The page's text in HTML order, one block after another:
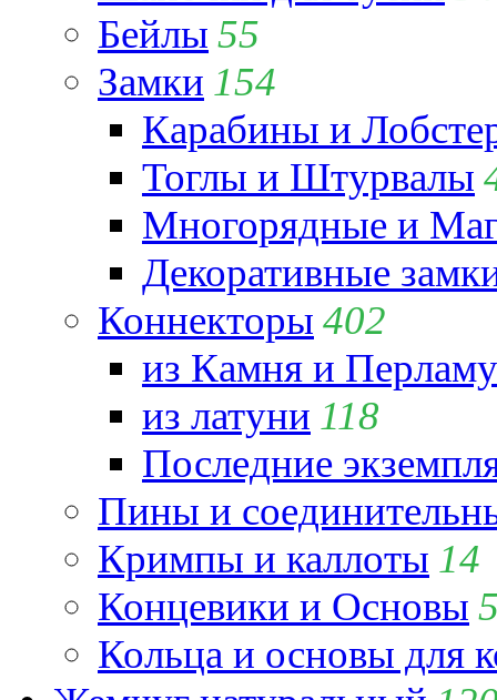
Бейлы 55
Замки 154
Карабины и
Тоглы и Штурвалы
Многорядные и
Декоративные
Коннекторы 402
из Камня и
из латуни 118
Последние
Пины и
Кримпы и каллоты 14
Концевики и Основы
Кольца и основы для